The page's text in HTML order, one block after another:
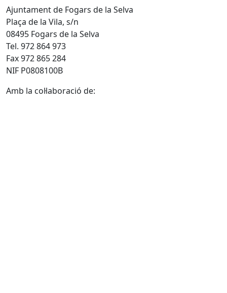
Ajuntament de Fogars de la Selva
Plaça de la Vila, s/n
08495 Fogars de la Selva
Tel. 972 864 973
Fax 972 865 284
NIF P0808100B
Amb la col·laboració de: